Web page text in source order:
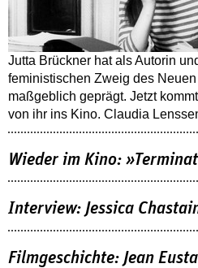
Jutta Brückner hat als Autorin
feministischen Zweig des
maßgeblich geprägt. Jetzt
von ihr ins Kino. Claudia
Wieder im Kino:
Interview: Jessica
Filmgeschichte: Jean